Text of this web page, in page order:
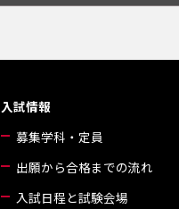
入試情報
募集学科・定員
出願から合格までの流れ
入試日程と試験会場